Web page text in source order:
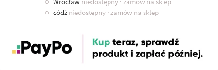
○ Łódź niedostępny · zamów na sklep